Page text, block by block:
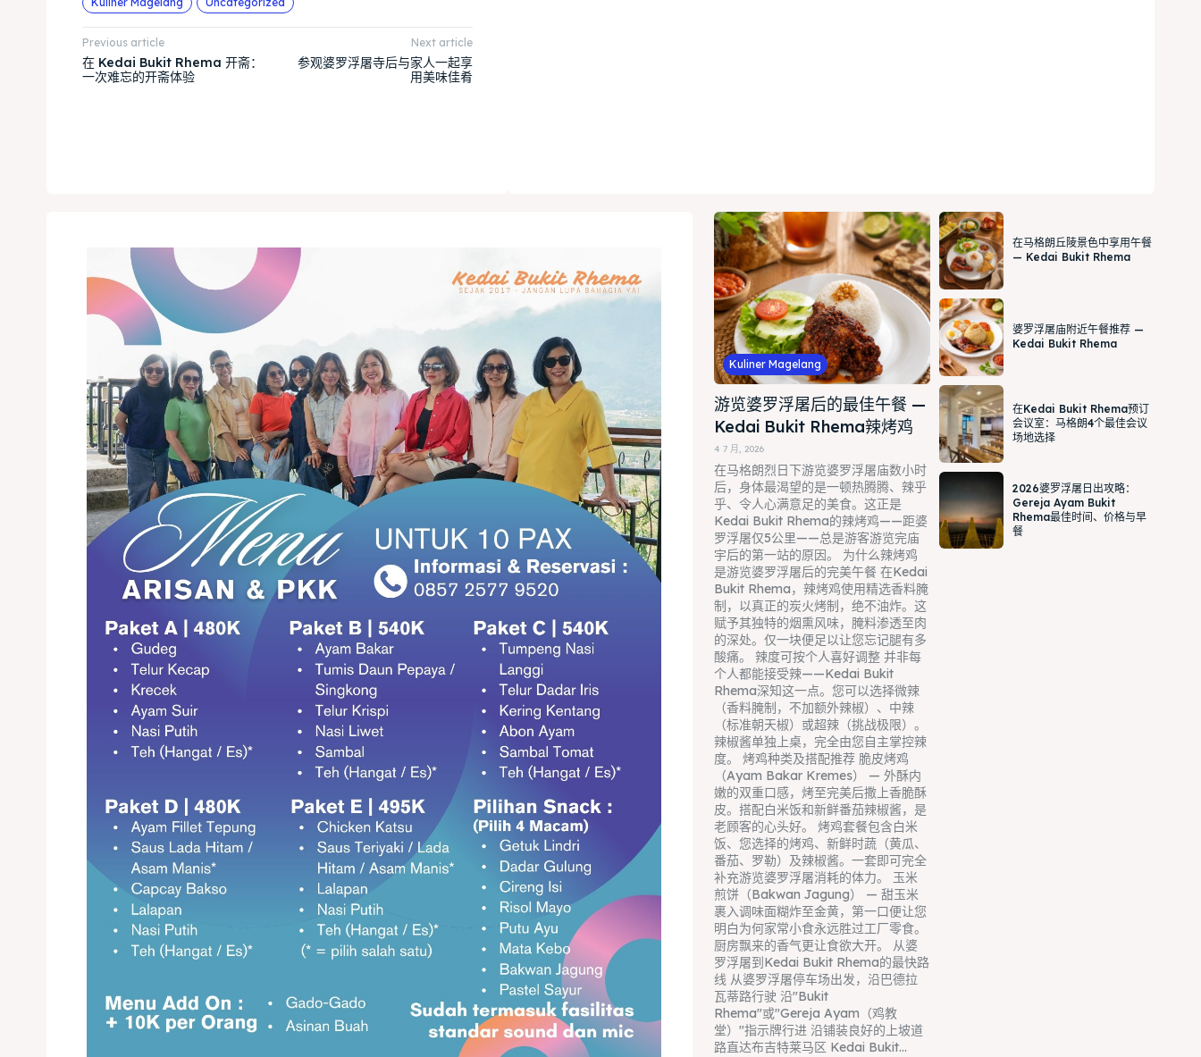
Previous article
在 Kedai Bukit Rhema 开斋：
一次难忘的开斋体验
Next article
参观婆罗浮屠寺后与家人一起享
用美味佳肴
Kuliner Magelang
游览婆罗浮屠后的最佳午餐 —
Kedai Bukit Rhema辣烤鸡
4 7 月, 2026
在马格朗烈日下游览婆罗浮屠庙数小时
后，身体最渴望的是一顿热腾腾、辣乎
乎、令人心满意足的美食。这正是
Kedai Bukit Rhema的辣烤鸡——距婆
罗浮屠仅5公里——总是游客游览完庙
宇后的第一站的原因。 为什么辣烤鸡
是游览婆罗浮屠后的完美午餐 在Kedai
Bukit Rhema，辣烤鸡使用精选香料腌
制，以真正的炭火烤制，绝不油炸。这
赋予其独特的烟熏风味，腌料渗透至肉
的深处。仅一块便足以让您忘记腿有多
酸痛。 辣度可按个人喜好调整 并非每
个人都能接受辣——Kedai Bukit
Rhema深知这一点。您可以选择微辣
（香料腌制，不加额外辣椒）、中辣
（标准朝天椒）或超辣（挑战极限）。
辣椒酱单独上桌，完全由您自主掌控辣
度。 烤鸡种类及搭配推荐 脆皮烤鸡
（Ayam Bakar Kremes） — 外酥内
嫩的双重口感，烤至完美后撒上香脆酥
皮。搭配白米饭和新鲜番茄辣椒酱，是
老顾客的心头好。 烤鸡套餐包含白米
饭、您选择的烤鸡、新鲜时蔬（黄瓜、
番茄、罗勒）及辣椒酱。一套即可完全
补充游览婆罗浮屠消耗的体力。 玉米
煎饼（Bakwan Jagung） — 甜玉米
裹入调味面糊炸至金黄，第一口便让您
明白为何家常小食永远胜过工厂零食。
厨房飘来的香气更让食欲大开。 从婆
罗浮屠到Kedai Bukit Rhema的最快路
线 从婆罗浮屠停车场出发，沿巴德拉
瓦蒂路行驶 沿"Bukit
Rhema"或"Gereja Ayam（鸡教
堂）"指示牌行进 沿铺装良好的上坡道
路直达布吉特莱马区 Kedai Bukit...
在马格朗丘陵景色中享用午餐
— Kedai Bukit Rhema
婆罗浮屠庙附近午餐推荐 —
Kedai Bukit Rhema
在Kedai Bukit Rhema预订
会议室：马格朗4个最佳会议
场地选择
2026婆罗浮屠日出攻略：
Gereja Ayam Bukit
Rhema最佳时间、价格与早
餐